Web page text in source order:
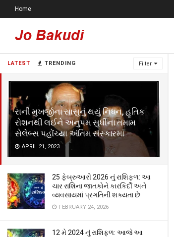
LATEST TRENDING Filter
રાની મુખર્જીના સાસુનું થયું નિધન, હૃતિક
રોશનથી લઈને અનુપમ સુધીના તમામ
સેલેબ્સ પહોંચ્યા અંતિમ સંસ્કારમાં
APRIL 21, 2023
25 ફેબ્રુઆરી 2026 નું રાશિફળ: આ
ચાર રાશિના જાતકોને કારકિર્દી અને
વ્યવસાયમાં પ્રગતિની શક્યતા છે
FEBRUARY 24, 2026
12 મે 2024 નું રાશિફળ: આજે આ
Home